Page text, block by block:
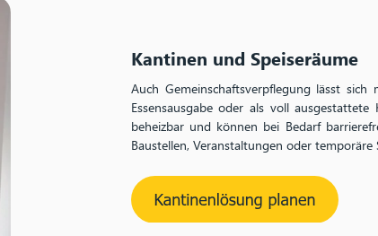
Kantinen und Speiseräume
Auch Gemeinschaftsverpflegung lässt
Essensausgabe oder als voll
beheizbar und können bei Bedarf
Baustellen, Veranstaltungen oder temporäre